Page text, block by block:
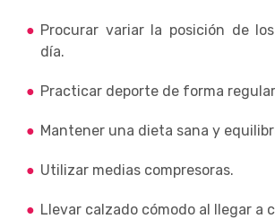
Procurar variar la posición de
día.
Practicar deporte de forma
Mantener una dieta sana y
Utilizar medias compresoras.
Llevar calzado cómodo al llegar a